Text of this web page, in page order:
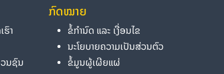
າ
ນຊົນ
ກົດໝາຍ
ຂໍ້ກຳນົດ ແລະ ເງື່ອນໄຂ
ນະໂຍບາຍຄວາມເປັນສ່ວນຕົວ
ຂໍ້ມູນຜູ້ເຜີຍແຜ່